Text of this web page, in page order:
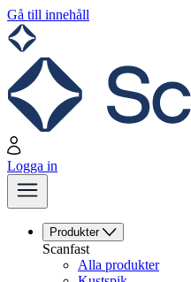
Gå till innehåll
Logga in
Produkter
Scanfast
Alla produkter